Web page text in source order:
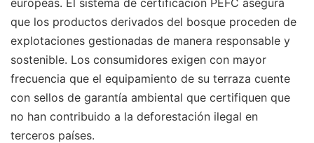
que los productos derivados del bosque proceden de
explotaciones gestionadas de manera responsable y
sostenible. Los consumidores exigen con mayor
frecuencia que el equipamiento de su terraza cuente
con sellos de garantía ambiental que certifiquen que
no han contribuido a la deforestación ilegal en
terceros países.